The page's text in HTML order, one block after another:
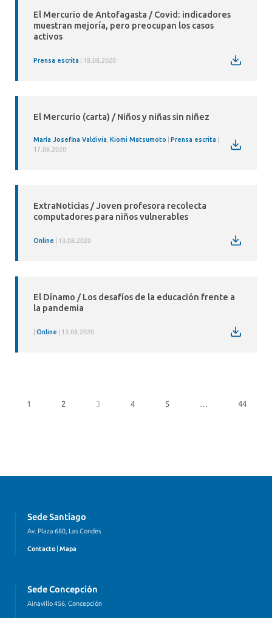
El Mercurio de Antofagasta / Covid: indicadores
muestran mejoría, pero preocupan los casos
activos
Prensa escrita 18.08.2020
El Mercurio (carta) / Niños y niñas sin niñez
María Josefina Valdivia, Kiomi Matsumoto Prensa escrita
17.08.2020
ExtraNoticias / Joven profesora recolecta
computadores para niños vulnerables
Online 13.08.2020
El Dínamo / Los desafíos de la educación frente a
la pandemia
Online 13.08.2020
1 2 3 4 5 … 44
Sede Santiago
Av. Plaza 680, Las Condes
Contacto | Mapa
Sede Concepción
Ainavillo 456, Concepción